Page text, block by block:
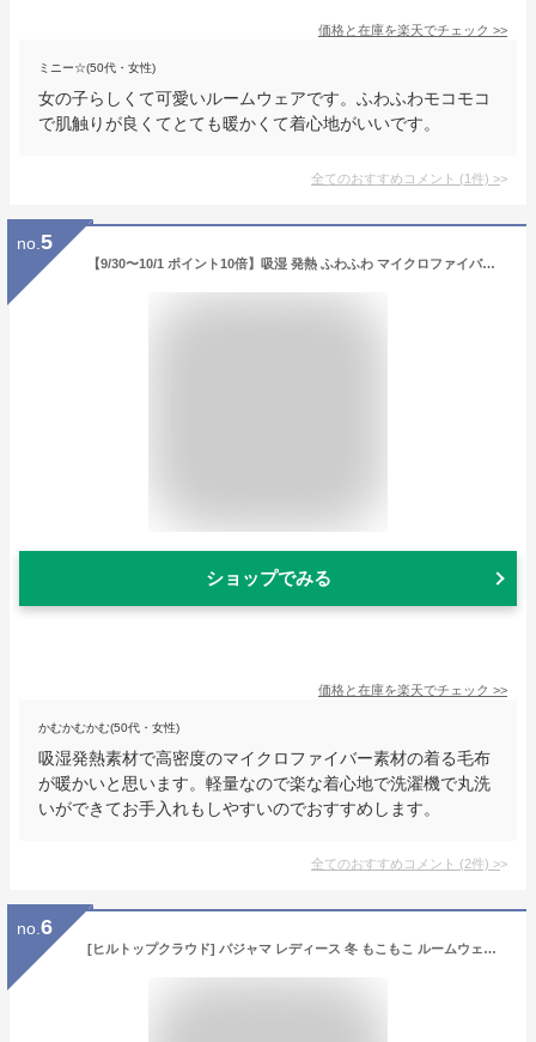
価格と在庫を楽天でチェック >>
ミニー☆(50代・女性)
女の子らしくて可愛いルームウェアです。ふわふわモコモコ
で肌触りが良くてとても暖かくて着心地がいいです。
全てのおすすめコメント (1件) >
no. 5
【9/30〜10/1 ポイント10倍】吸湿 発熱 ふわふわ マイクロファイバー 着る毛布 M レディース メンズ 男女兼用 ポケット フード付 あったか 暖かい 暖か 軽量 厚手 高密度 秋冬用 冬 おしゃれ 着るもうふ 着るブランケット ギフト【着後レビューで今治タオルハンカチ】
ショップでみる
価格と在庫を楽天でチェック >>
かむかむかむ(50代・女性)
吸湿発熱素材で高密度のマイクロファイバー素材の着る毛布
が暖かいと思います。軽量なので楽な着心地で洗濯機で丸洗
いができてお手入れもしやすいのでおすすめします。
全てのおすすめコメント (2件) >
no. 6
[ヒルトップクラウド] パジャマ レディース 冬 もこもこ ルームウェア 着る毛布 タートルネック 前開き 長袖 上下セット 裏起毛 あったかい 厚手 ゆったり 可愛い 部屋着 秋冬